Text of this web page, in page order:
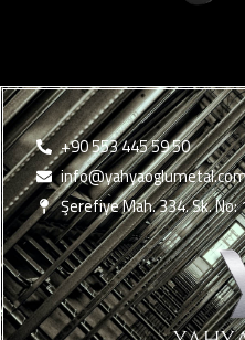
+90 553 445 59 50
Şerefiye Mah. 334. Sk. No: